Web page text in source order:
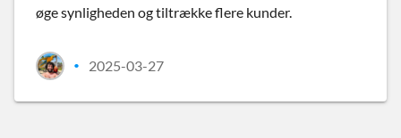
øge synligheden og tiltrække flere kunder.
• 2025-03-27